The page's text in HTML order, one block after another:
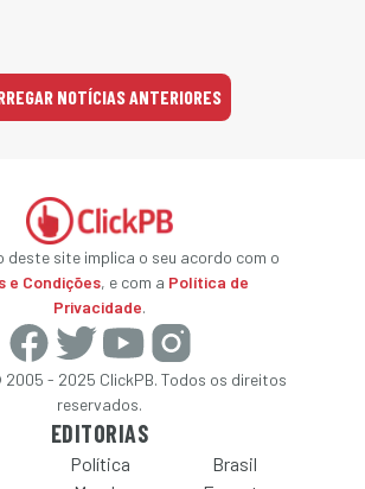
NOTÍCIAS ANTERIORES
deste site implica o seu acordo com o
e Condições, e com a Política de
Privacidade.
- 2025 ClickPB. Todos os direitos
reservados.
EDITORIAS
Política
Brasil